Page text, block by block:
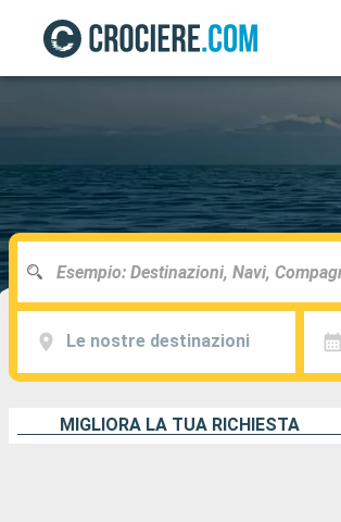
Le nostre destinazioni
MIGLIORA LA TUA RICHIESTA